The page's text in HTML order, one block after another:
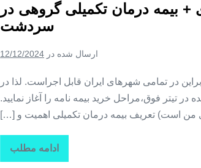
+
بیمه
درمان
تکمیلی
در
+ بیمه درمان تکمیلی گروهی در
سردشت
ارسال شده در 12/12/2024
در تمامی شهرهای ایران قابل اجراست. لذا در
تیتر فوق،مراحل خرید بیمه نامه را آغاز نمایید.
من است) تعریف بیمه درمان تکمیلی اهمیت و […]
ادامه مطلب
تاراز
بیمه